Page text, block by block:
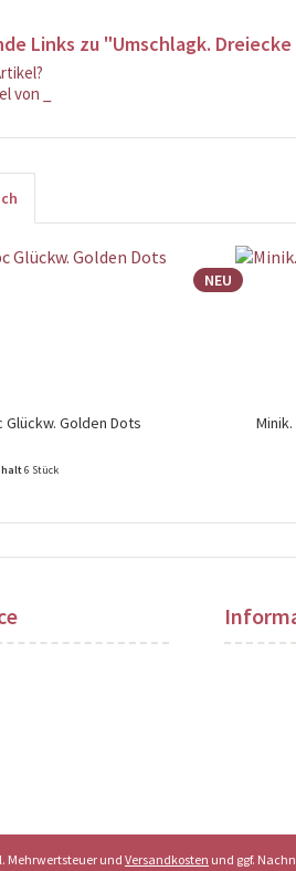
Links zu "Umschlagk.
von _
Glückw. Golden Dots
6 Stück
Login sichtbar!
NEU
Preise
Mehrwertsteuer und Versandkosten und ggf.